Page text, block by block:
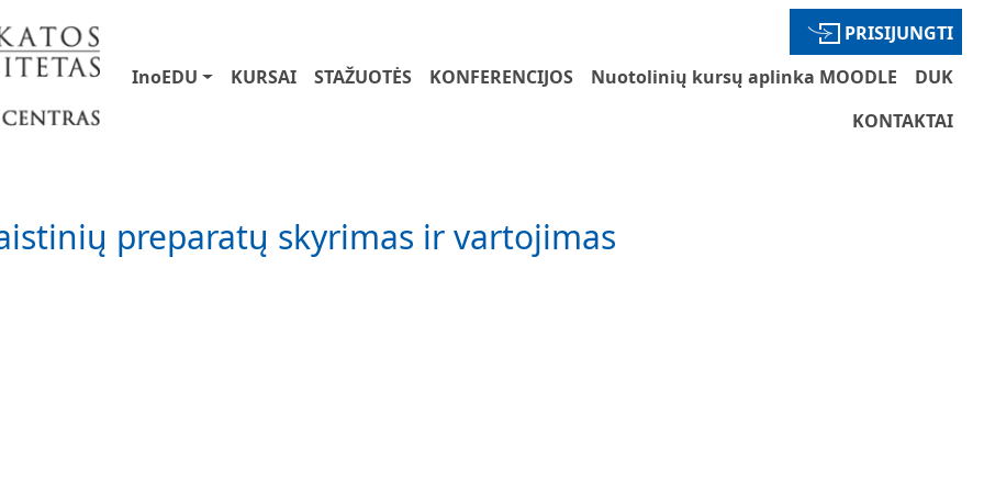
PRISIJUNGTI
Main navigation
InoEDU KURSAI STAŽUOTĖS KONFERENCIJOS Nuotolinių kursų aplinka MOODLE
DUK
KONTAKTAI
preparatų skyrimas ir vartojimas